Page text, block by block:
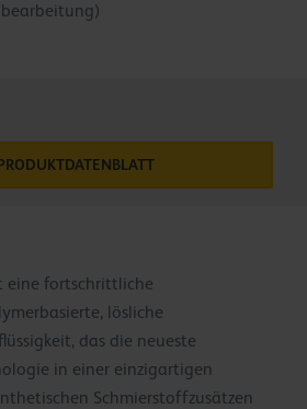
eine fortschrittliche
lösliche
das die neueste
in einer einzigartigen
Schmierstoffzusätzen